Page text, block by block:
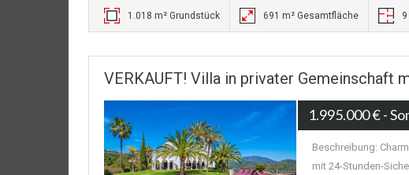
1.018 m² Grundstück 691 m² Gesamtfläche
VERKAUFT! Villa in privater Gemeinschaft
1.995.000 €-
Beschreibung:
mit 24-Stunden-